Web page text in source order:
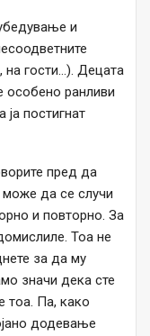
и
на гости…). Децата
особено ранливи
постигнат
пред да
може да се случи
и повторно. За
Тоа не
за да му
значи дека сте
тоа. Па, како
додевање